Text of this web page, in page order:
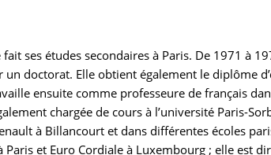
ses études secondaires à Paris. De 1971 à
un doctorat. Elle obtient également le diplôme
ensuite comme professeure de français
chargée de cours à l’université Paris-
à Billancourt et dans différentes écoles
Paris et Euro Cordiale à Luxembourg ; elle est